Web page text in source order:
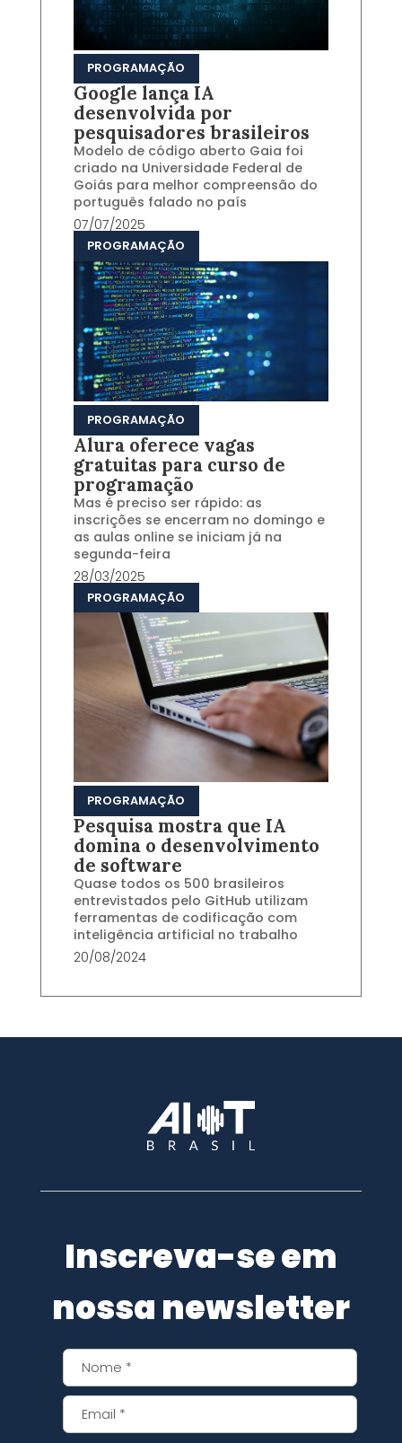
PROGRAMAÇÃO
Google lança IA
desenvolvida por
pesquisadores brasileiros
Modelo de código aberto Gaia foi
criado na Universidade Federal de
Goiás para melhor compreensão do
português falado no país
07/07/2025
PROGRAMAÇÃO
PROGRAMAÇÃO
Alura oferece vagas
gratuitas para curso de
programação
Mas é preciso ser rápido: as
inscrições se encerram no domingo e
as aulas online se iniciam já na
segunda-feira
28/03/2025
PROGRAMAÇÃO
PROGRAMAÇÃO
Pesquisa mostra que IA
domina o desenvolvimento
de software
Quase todos os 500 brasileiros
entrevistados pelo GitHub utilizam
ferramentas de codificação com
inteligência artificial no trabalho
20/08/2024
Inscreva-se em
nossa newsletter